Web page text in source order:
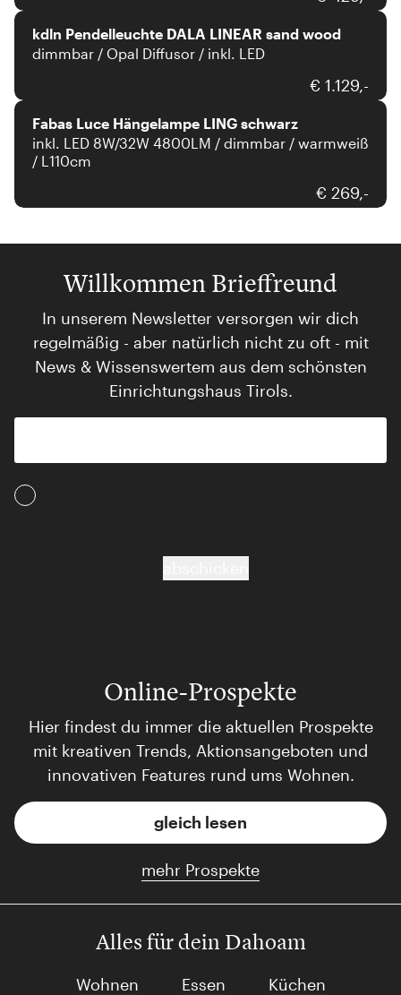
kdln Pendelleuchte DALA LINEAR sand wood
dimmbar / Opal Diffusor / inkl. LED
€ 1.129,-
Fabas Luce
Fabas Luce Hängelampe LING schwarz
inkl. LED 8W/32W 4800LM / dimmbar / warmweiß
/ L110cm
€ 269,-
Willkommen Brieffreund
In unserem Newsletter versorgen wir dich
regelmäßig - aber natürlich nicht zu oft - mit
News & Wissenswertem aus dem schönsten
Einrichtungshaus Tirols.
Online-Prospekte
Hier findest du immer die aktuellen Prospekte
mit kreativen Trends, Aktionsangeboten und
innovativen Features rund ums Wohnen.
gleich lesen
mehr Prospekte
Alles für dein Dahoam
Wohnen Essen Küchen